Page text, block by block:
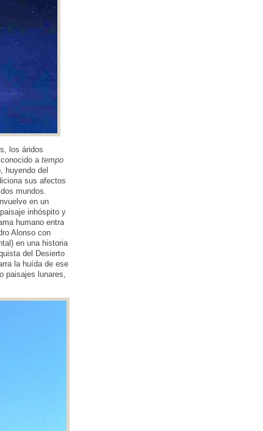
los áridos
a tempo
huyendo del
sus afectos
mundos.
en un
inhóspito y
humano entra
Alonso con
en una historia
del Desierto
la huída de ese
paisajes lunares,